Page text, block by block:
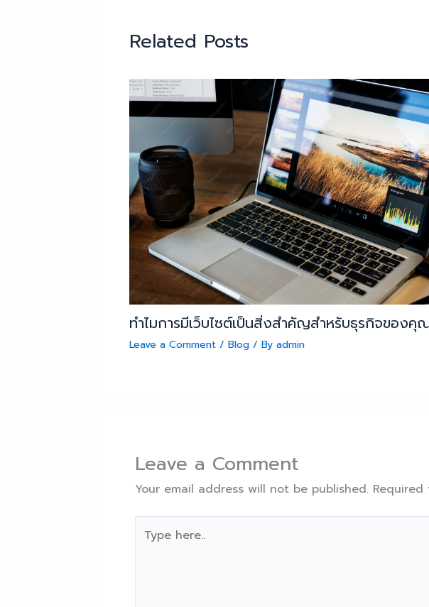
Related Posts
ทำไมการมีเว็บไซต์เป็นสิ่งสำคัญสำหรับธุรกิจของคุ
Leave a Comment / Blog / By admin
Leave a Comment
Your email address will not be published.
here..